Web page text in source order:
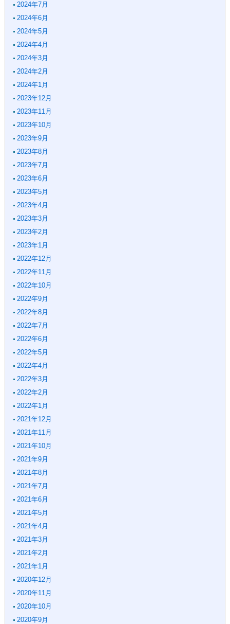
2024年7月
2024年6月
2024年5月
2024年4月
2024年3月
2024年2月
2024年1月
2023年12月
2023年11月
2023年10月
2023年9月
2023年8月
2023年7月
2023年6月
2023年5月
2023年4月
2023年3月
2023年2月
2023年1月
2022年12月
2022年11月
2022年10月
2022年9月
2022年8月
2022年7月
2022年6月
2022年5月
2022年4月
2022年3月
2022年2月
2022年1月
2021年12月
2021年11月
2021年10月
2021年9月
2021年8月
2021年7月
2021年6月
2021年5月
2021年4月
2021年3月
2021年2月
2021年1月
2020年12月
2020年11月
2020年10月
2020年9月